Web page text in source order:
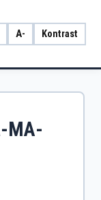
A- Kontrast
MA-